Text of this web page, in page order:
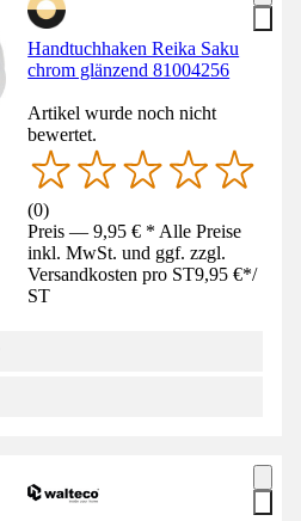
Handtuchhaken Reika Saku
chrom glänzend 81004256
Artikel wurde noch nicht
bewertet.
(0)
Preis — 9,95 € * Alle Preise
inkl. MwSt. und ggf. zzgl.
Versandkosten pro ST9,95 €*/
ST